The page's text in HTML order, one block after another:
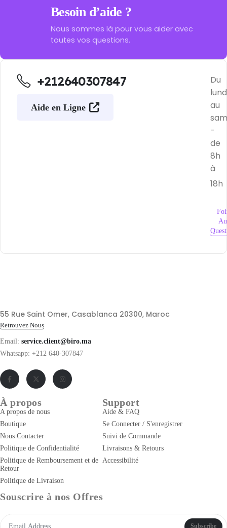
Besoin d’aide ?
Nous sommes là pour vous aider avec
toutes vos questions.
+212640307847
Aide en Ligne
Du
au
-
de
8h
à
18h
55 Rue Saint Omer, Casablanca 20300, Maroc
Retrouvez Nous
Email: service.client@biro.ma
Whatsapp: +212 640-307847
À propos
A propos de nous
Boutique
Nous Contacter
Politique de Confidentialité
Politique de Remboursement et de
Retour
Politique de Livraison
Support
Aide & FAQ
Se Connecter / S'enregistrer
Suivi de Commande
Livraisons & Retours
Accessibilité
Souscrire à nos Offres
Subscribe